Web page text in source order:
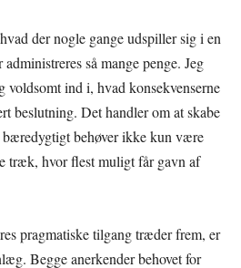
der nogle gange udspiller sig i en
så mange penge. Jeg
voldsomt ind i, hvad konsekvenserne
beslutning. Det handler om at skabe
behøver ikke kun være
træk, hvor flest muligt får gavn af
pragmatiske tilgang træder frem, er
Begge anerkender behovet for